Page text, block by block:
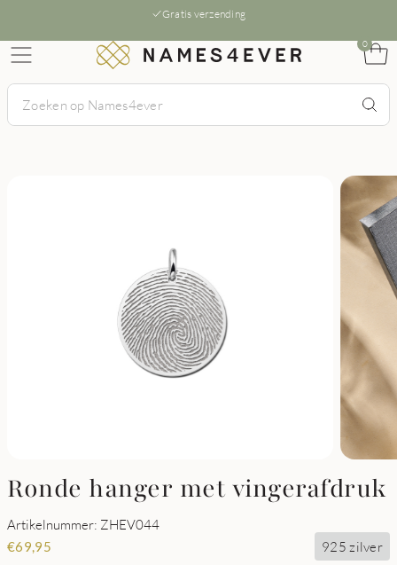
Gratis verzending
0
Ronde hanger met vingerafdruk
Artikelnummer: ZHEV044
€69,95 925 zilver